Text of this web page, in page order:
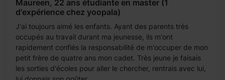
Maureen, 22 ans étudiante en master (1
d'expérience chez yoopala)
J'ai toujours aimé les enfants. Ayant des parents très
occupés au travail durant ma jeunesse, ils m'ont
rapidement confiés la responsabilité de m'occuper de mon
petit frère de quatre ans mon cadet. Très jeune je faisais
les sorties d'écoles pour aller le chercher, rentrais avec lui,